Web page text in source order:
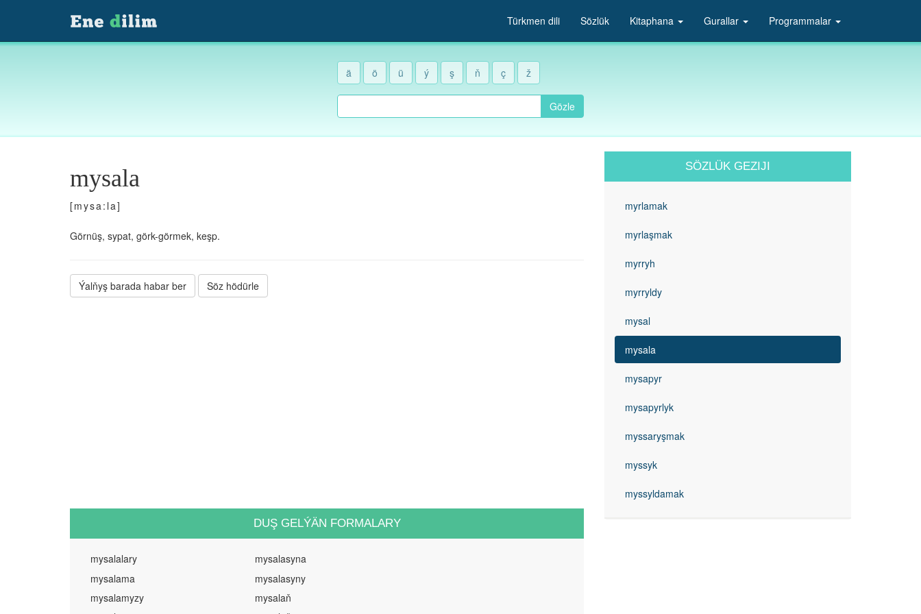
Türkmen dili Sözlük Kitaphana Gurallar Programmalar
ä ö ü ý ş ň ç ž
Gözle
mysala
[mysa:la]
Görnüş, sypat, görk-görmek, keşp.
Ýalňyş barada habar ber Söz hödürle
DUŞ GELÝÄN FORMALARY
mysalalary
mysalama
mysalamyzy
mysalasyna
mysalasyny
mysalaň
SÖZLÜK GEZIJI
myrlamak
myrlaşmak
myrryh
myrryldy
mysal
mysala
mysapyr
mysapyrlyk
myssaryşmak
myssyk
myssyldamak